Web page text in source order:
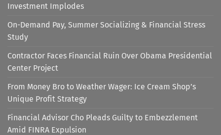
Investment Implodes
On-Demand Pay, Summer Socializing & Financial Stress
Study
Contractor Faces Financial Ruin Over Obama Presidential
Center Project
From Money Bro to Weather Wager: Ice Cream Shop’s
Unique Profit Strategy
Financial Advisor Cho Pleads Guilty to Embezzlement
Amid FINRA Expulsion